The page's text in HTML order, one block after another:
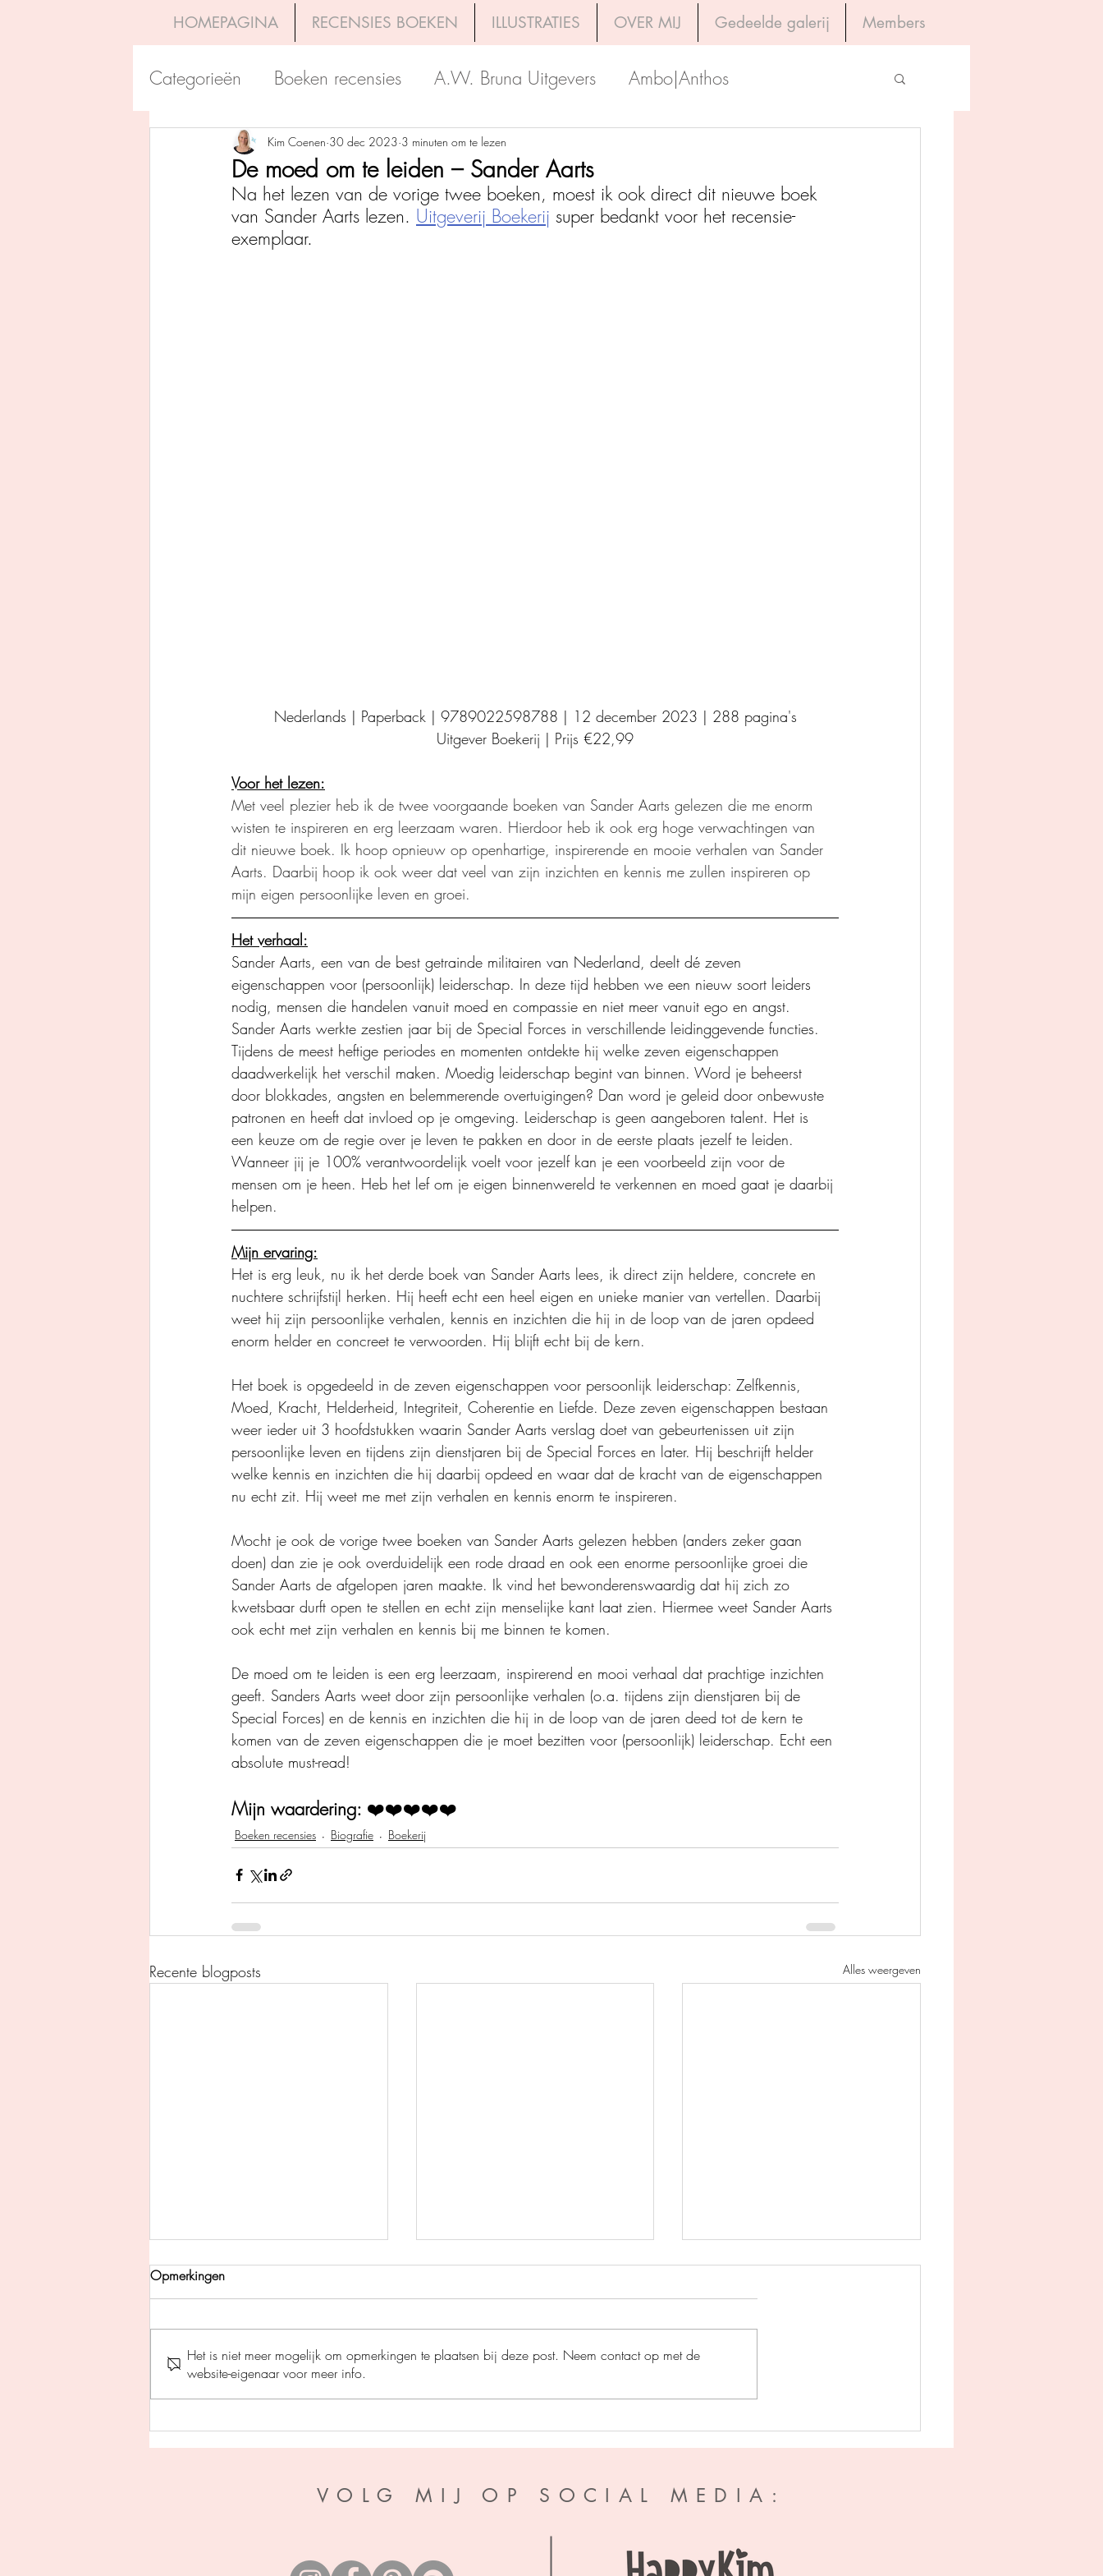
HOMEPAGINA RECENSIES BOEKEN ILLUSTRATIES OVER MIJ Gedeelde galerij Members
Categorieën Boeken recensies A.W. Bruna Uitgevers Ambo|Anthos
Uitgeverij Pelckmans Boekerij Uitgeverij Luitingh-Sijthoff
Overamstel Uitgevers Godijn Publishing Kosmos Uitgevers The House of Books
De moed om te leiden – Sander Aarts
Kim Coenen 30 dec 2023 3 minuten om te lezen
Na het lezen van de vorige twee boeken, moest ik ook direct dit nieuwe boek
van Sander Aarts lezen. Uitgeverij Boekerij super bedankt voor het recensie-
exemplaar.
Nederlands | Paperback | 9789022598788 | 12 december 2023 | 288 pagina's
Uitgever Boekerij | Prijs €22,99
Voor het lezen:
Met veel plezier heb ik de twee voorgaande boeken van Sander Aarts gelezen die me enorm
wisten te inspireren en erg leerzaam waren. Hierdoor heb ik ook erg hoge verwachtingen van
dit nieuwe boek. Ik hoop opnieuw op openhartige, inspirerende en mooie verhalen van Sander
Aarts. Daarbij hoop ik ook weer dat veel van zijn inzichten en kennis me zullen inspireren op
mijn eigen persoonlijke leven en groei.
Het verhaal:
Sander Aarts, een van de best getrainde militairen van Nederland, deelt dé zeven
eigenschappen voor (persoonlijk) leiderschap. In deze tijd hebben we een nieuw soort leiders
nodig, mensen die handelen vanuit moed en compassie en niet meer vanuit ego en angst.
Sander Aarts werkte zestien jaar bij de Special Forces in verschillende leidinggevende functies.
Tijdens de meest heftige periodes en momenten ontdekte hij welke zeven eigenschappen
daadwerkelijk het verschil maken. Moedig leiderschap begint van binnen. Word je beheerst
door blokkades, angsten en belemmerende overtuigingen? Dan word je geleid door onbewuste
patronen en heeft dat invloed op je omgeving. Leiderschap is geen aangeboren talent. Het is
een keuze om de regie over je leven te pakken en door in de eerste plaats jezelf te leiden.
Wanneer jij je 100% verantwoordelijk voelt voor jezelf kan je een voorbeeld zijn voor de
mensen om je heen. Heb het lef om je eigen binnenwereld te verkennen en moed gaat je daarbij
helpen.
Mijn ervaring:
Het is erg leuk, nu ik het derde boek van Sander Aarts lees, ik direct zijn heldere, concrete en
nuchtere schrijfstijl herken. Hij heeft echt een heel eigen en unieke manier van vertellen. Daarbij
weet hij zijn persoonlijke verhalen, kennis en inzichten die hij in de loop van de jaren opdeed
enorm helder en concreet te verwoorden. Hij blijft echt bij de kern.
Het boek is opgedeeld in de zeven eigenschappen voor persoonlijk leiderschap: Zelfkennis,
Moed, Kracht, Helderheid, Integriteit, Coherentie en Liefde. Deze zeven eigenschappen bestaan
weer ieder uit 3 hoofdstukken waarin Sander Aarts verslag doet van gebeurtenissen uit zijn
persoonlijke leven en tijdens zijn dienstjaren bij de Special Forces en later. Hij beschrijft helder
welke kennis en inzichten die hij daarbij opdeed en waar dat de kracht van de eigenschappen
nu echt zit. Hij weet me met zijn verhalen en kennis enorm te inspireren.
Mocht je ook de vorige twee boeken van Sander Aarts gelezen hebben (anders zeker gaan
doen) dan zie je ook overduidelijk een rode draad en ook een enorme persoonlijke groei die
Sander Aarts de afgelopen jaren maakte. Ik vind het bewonderenswaardig dat hij zich zo
kwetsbaar durft open te stellen en echt zijn menselijke kant laat zien. Hiermee weet Sander Aarts
ook echt met zijn verhalen en kennis bij me binnen te komen.
De moed om te leiden is een erg leerzaam, inspirerend en mooi verhaal dat prachtige inzichten
geeft. Sanders Aarts weet door zijn persoonlijke verhalen (o.a. tijdens zijn dienstjaren bij de
Special Forces) en de kennis en inzichten die hij in de loop van de jaren deed tot de kern te
komen van de zeven eigenschappen die je moet bezitten voor (persoonlijk) leiderschap. Echt een
absolute must-read!
Mijn waardering: ❤️❤️❤️❤️❤️
Boeken recensies Biografie Boekerij
Recente blogposts Alles weergeven
Perfecte stilte - Helen Fields
Het grote bijenplan - Ben
Opmerkingen
Het is niet meer mogelijk om opmerkingen te plaatsen bij deze post. Neem contact op met de
website-eigenaar voor meer info.
VOLG MIJ OP SOCIAL MEDIA: